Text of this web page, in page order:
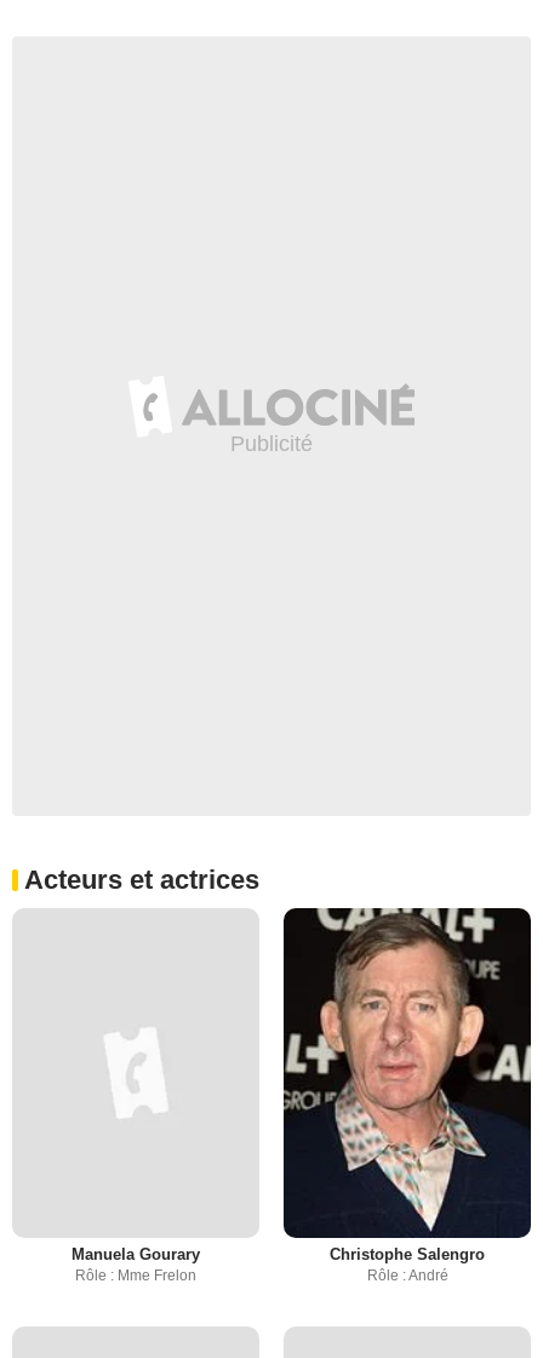
Acteurs et actrices
Manuela Gourary
Rôle : Mme Frelon
Christophe Salengro
Rôle : André